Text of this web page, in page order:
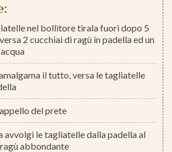
nel bollitore tirala fuori dopo 5
2 cucchiai di ragù in padella ed un
il tutto, versa le tagliatelle
del prete
avvolgi le tagliatelle dalla padella al
abbondante